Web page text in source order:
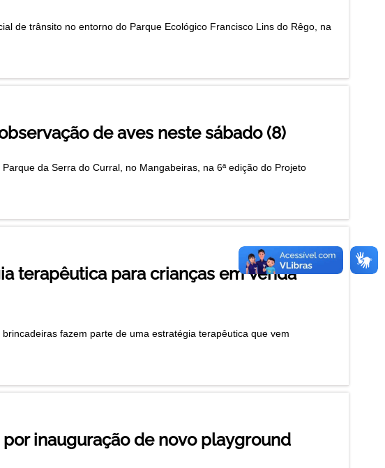
de trânsito no entorno do Parque Ecológico Francisco Lins do Rêgo, na
de aves neste sábado (8)
da Serra do Curral, no Mangabeiras, na 6ª edição do Projeto
terapêutica para crianças em Venda
fazem parte de uma estratégia terapêutica que vem
inauguração de novo playground